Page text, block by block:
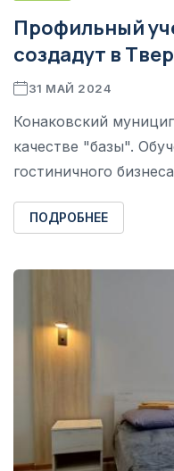
Профильный
создадут в
31 МАЙ 2024
Конаковский
качестве "базы".
гостиничного
ПОДРОБНЕЕ